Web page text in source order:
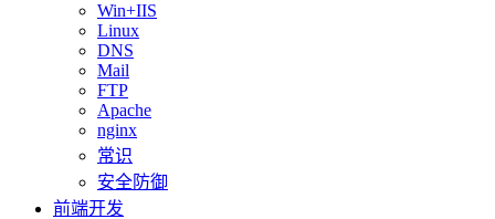
Win+IIS
Linux
DNS
Mail
FTP
Apache
nginx
常识
安全防御
前端开发